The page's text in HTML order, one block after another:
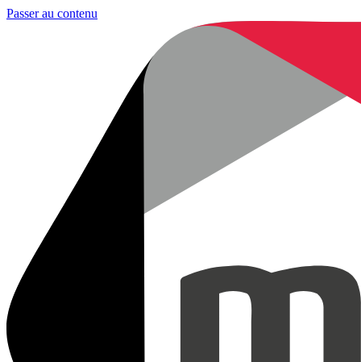
Passer au contenu